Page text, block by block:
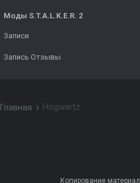
Моды S.T.A.L.K.E.R. 2
Записи
Запись Отзывы
Главная Hogwartz
Копирование